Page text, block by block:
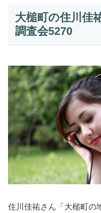
大槌町の住川佳
調査会5270
住川佳祐さん「大槌町の